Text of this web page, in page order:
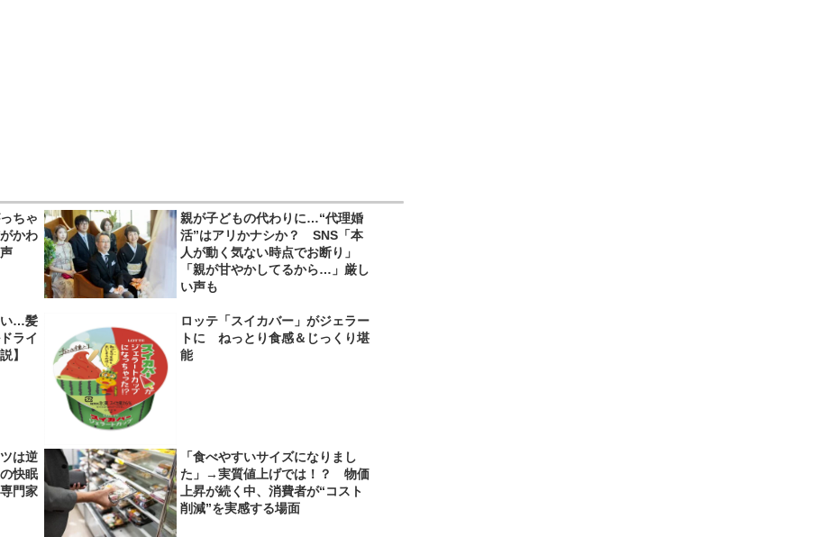
ちゃ
かわ
親が子どもの代わりに…“代理婚
活”はアリかナシか？ SNS「本
人が動く気ない時点でお断り」
「親が甘やかしてるから…」厳し
い声も
い…髪
ライ
】
ロッテ「スイカバー」がジェラー
トに ねっとり食感＆じっくり堪
能
は逆
快眠
門家
「食べやすいサイズになりまし
た」→実質値上げでは！？ 物価
上昇が続く中、消費者が“コスト
削減”を実感する場面